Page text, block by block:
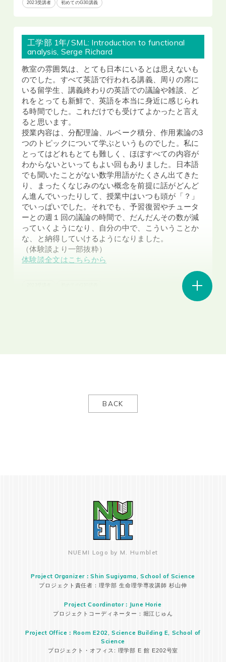
2023受講者 初めてのG30講義
工学部 1年/ SML: Introduction to functional
analysis, Serge Richard
教室の雰囲気は、とても日本にいるとは思えないも
のでした。すべて英語で行われる講義、周りの席に
いる留学生、講義終わりの英語での議論や雑談、ど
れをとっても新鮮で、英語を本当に身近に感じられ
る時間でした。これだけでも受けてよかったと言え
ると思います。
授業内容は、分配理論、ルベーク積分、作用素論の3
つのトピックについて学ぶというものでした。私に
とってはどれもとても難しく、ほぼすべての内容が
わからないといってもよい回もありました。日本語
でも聞いたことがない数学用語がたくさん出てきた
り、まったくなじみのない概念を前提に話がどんど
ん進んでいったりして、授業中はいつも頭が「？」
でいっぱいでした。それでも、予習復習やチュータ
ーとの週１回の議論の時間で、だんだんその数が減
っていくようになり、自分の中で、こういうことか
な、と納得していけるようになりました。
（体験談より一部抜粋）
体験談全文はこちらから
僕は数学が好きなので、この講義でもうまくやって
いけるだろうとたかを括っていたのですが、いざ受
けてみると本当に難しい。
SMLでは院生や学部4回生がやるような数学を学ぶこ
とができ、専門分野について深く考えるようになり
「あれ、この人さっき全然わかんなかったって書い
ていたよな」と思うかもしれませんが、実のところ
思っています。
なぜこんなにも理解できたかというと、チューター
んがものすっごく賢くて、授業でわかんなかったこ
と、講義資料を読んでもわかんなかったことなどを
になるという不思議な体験をさせてもらいました。
チューターさんの"概念を理解すればするほど、人に
BACK
NUEMI Logo by M. Humblet
Project Organizer：Shin Sugiyama, School of Science
プロジェクト責任者：理学部 生命理学専攻講師 杉山伸
Project Coordinator：June Horie
プロジェクトコーディネーター：堀江じゅん
Project Office：Room E202, Science Building E, School of
Science
プロジェクト・オフィス: 理学部 E 館 E202号室